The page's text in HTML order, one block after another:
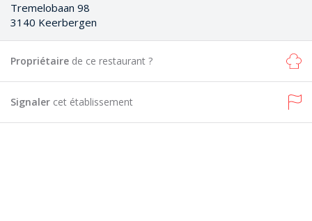
Tremelobaan 98
3140 Keerbergen
Propriétaire de ce restaurant ?
Signaler cet établissement